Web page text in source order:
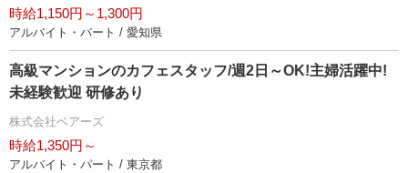
時給1,150円～1,300円
アルバイト・パート / 愛知県
高級マンションのカフェスタッフ/週2日～OK!主婦活躍中!
未経験歓迎 研修あり
株式会社ベアーズ
時給1,350円～
アルバイト・パート / 東京都